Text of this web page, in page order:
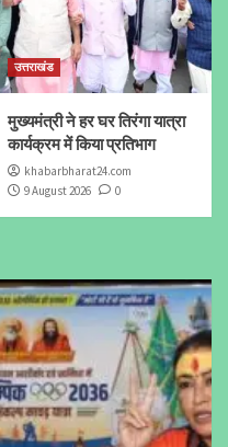
उत्तराखंड
मुख्यमंत्री ने हर घर तिरंगा यात्रा
कार्यक्रम में किया प्रतिभाग
khabarbharat24.com
9 August 2026
0